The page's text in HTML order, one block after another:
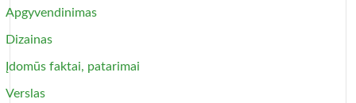
Apgyvendinimas
Dizainas
Įdomūs faktai, patarimai
Verslas